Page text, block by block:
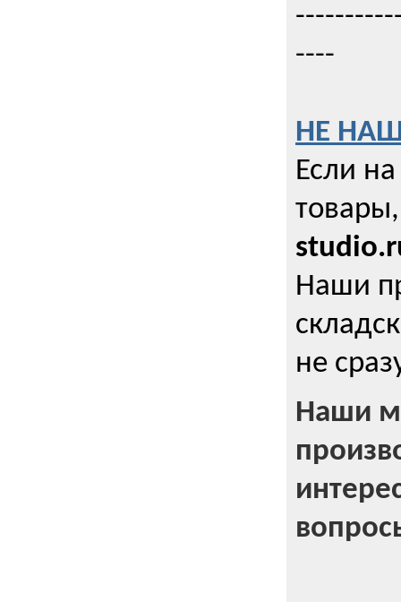
----
НЕ
Если
Наши
не
Наши